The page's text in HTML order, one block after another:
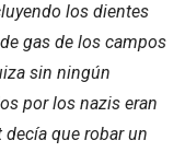
los dientes
gas de los campos
sin ningún
por los nazis eran
que robar un